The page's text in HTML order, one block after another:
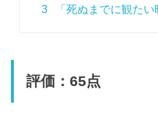
3 「死ぬまでに観た
評価：65点